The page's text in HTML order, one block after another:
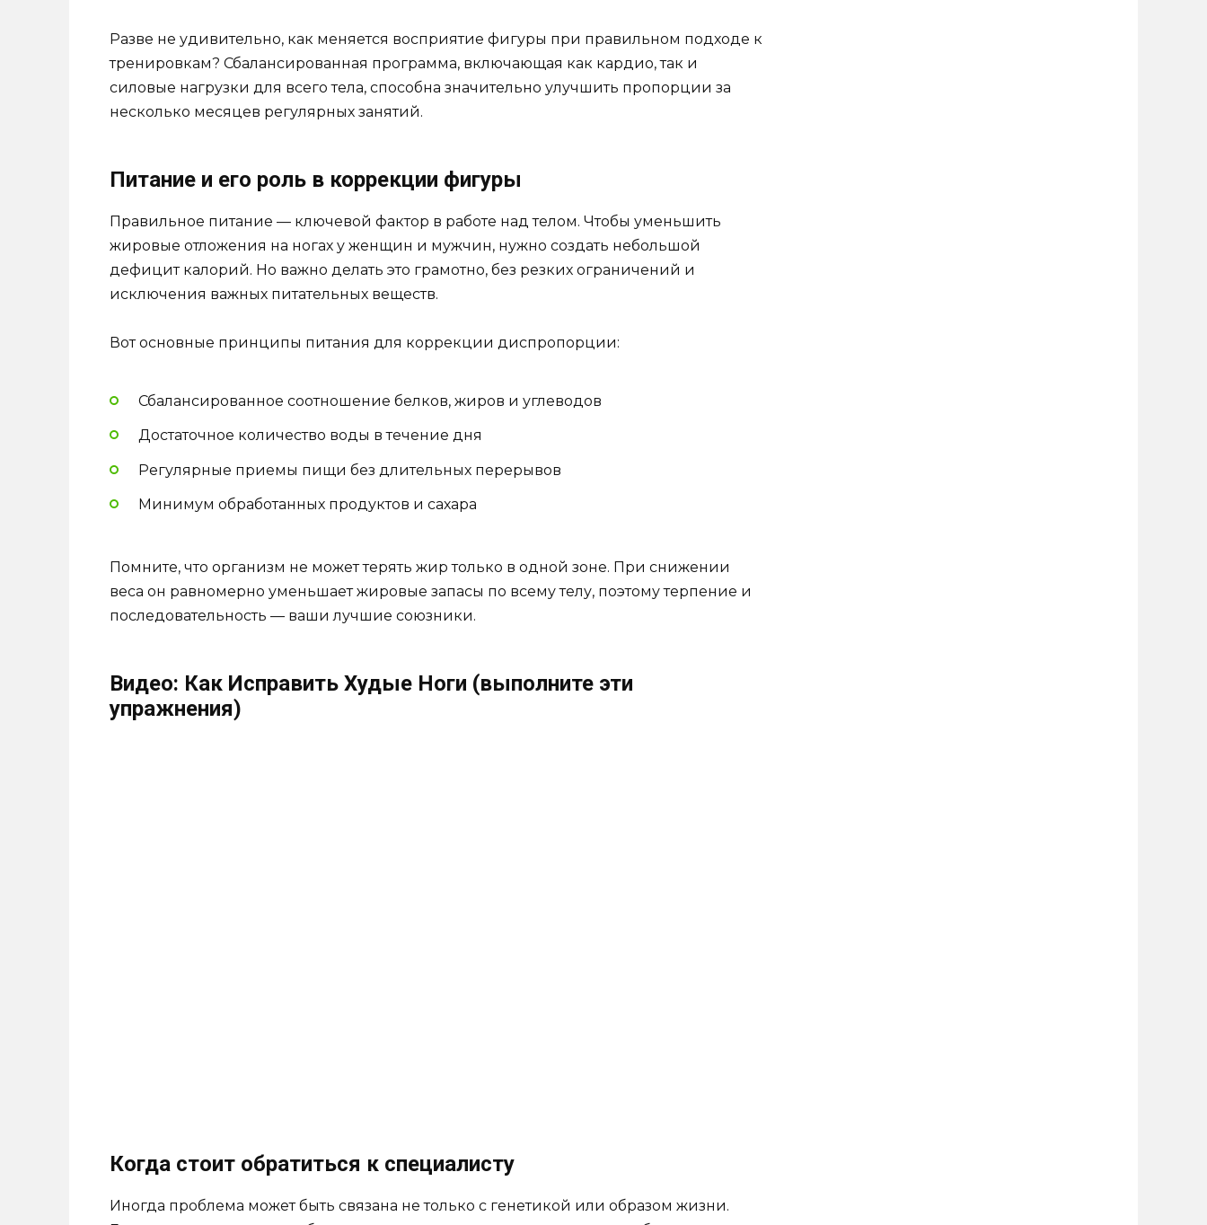
Разве не удивительно, как меняется восприятие фигуры при правильном подходе к
тренировкам? Сбалансированная программа, включающая как кардио, так и
силовые нагрузки для всего тела, способна значительно улучшить пропорции за
несколько месяцев регулярных занятий.
Питание и его роль в коррекции фигуры
Правильное питание — ключевой фактор в работе над телом. Чтобы уменьшить
жировые отложения на ногах у женщин и мужчин, нужно создать небольшой
дефицит калорий. Но важно делать это грамотно, без резких ограничений и
исключения важных питательных веществ.
Вот основные принципы питания для коррекции диспропорции:
Сбалансированное соотношение белков, жиров и углеводов
Достаточное количество воды в течение дня
Регулярные приемы пищи без длительных перерывов
Минимум обработанных продуктов и сахара
Помните, что организм не может терять жир только в одной зоне. При снижении
веса он равномерно уменьшает жировые запасы по всему телу, поэтому терпение и
последовательность — ваши лучшие союзники.
Видео: Как Исправить Худые Ноги (выполните эти
упражнения)
Когда стоит обратиться к специалисту
Иногда проблема может быть связана не только с генетикой или образом жизни.